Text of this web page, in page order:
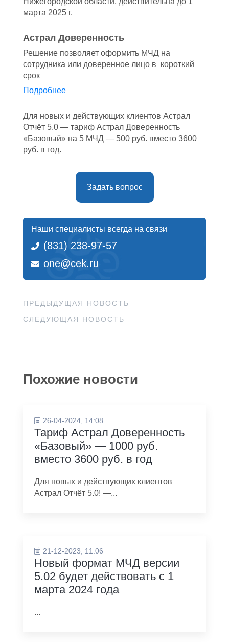
марта 2025 г.
Астрал Доверенность
Решение позволяет оформить МЧД на
сотрудника или доверенное лицо в короткий
срок
Подробнее
Для новых и действующих клиентов Астрал
Отчёт 5.0 — тариф Астрал Доверенность
«Базовый» на 5 МЧД — 500 руб. вместо 3600
руб. в год.
Задать вопрос
Наши специалисты всегда на связи
(831) 238-97-57
one@cek.ru
ПРЕДЫДУЩАЯ НОВОСТЬ
СЛЕДУЮЩАЯ НОВОСТЬ
Похожие новости
26-04-2024, 14:08
Тариф Астрал Доверенность
«Базовый» — 1000 руб.
вместо 3600 руб. в год
Для новых и действующих клиентов
Астрал Отчёт 5.0! —...
21-12-2023, 11:06
Новый формат МЧД версии
5.02 будет действовать с 1
марта 2024 года
...